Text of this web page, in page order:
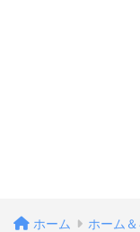
ホーム ホーム